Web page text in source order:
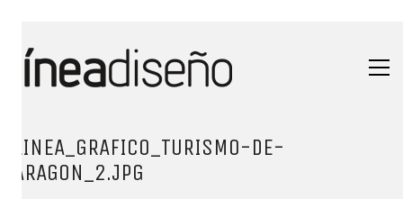
LINEA_GRAFICO_TURISMO-DE-
ARAGON_2.JPG